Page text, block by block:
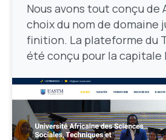
Nous avons tout conçu de
choix du nom de domaine
finition. La plateforme du
été conçu pour la capitale